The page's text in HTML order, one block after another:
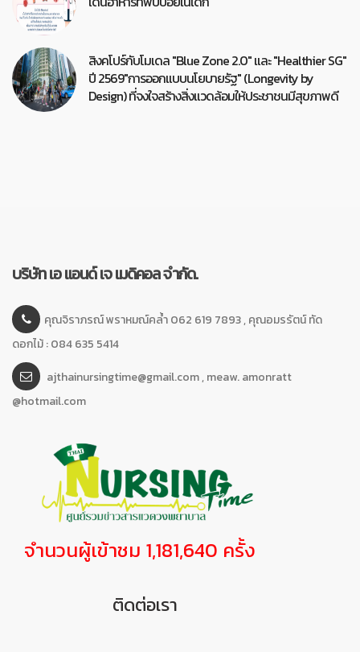
สิงคโปร์กับโมเดล "Blue Zone 2.0" และ "Healthier SG"
ปี 2569"การออกแบบนโยบายรัฐ" (Longevity by
Design) ที่จงใจสร้างสิ่งแวดล้อมให้ประชาชนมีสุขภาพดี
บริษัท เอ แอนด์ เจ เมดิคอล จำกัด.
คุณจิราภรณ์ พราหมณ์คล้ำ 062 619 7893 , คุณอมรรัตน์ ทัด
ดอกไม้ : 084 635 5414
ajthainursingtime@gmail.com , meaw. amonratt
@hotmail.com
จำนวนผู้เข้าชม 1,181,640 ครั้ง
ติดต่อเรา